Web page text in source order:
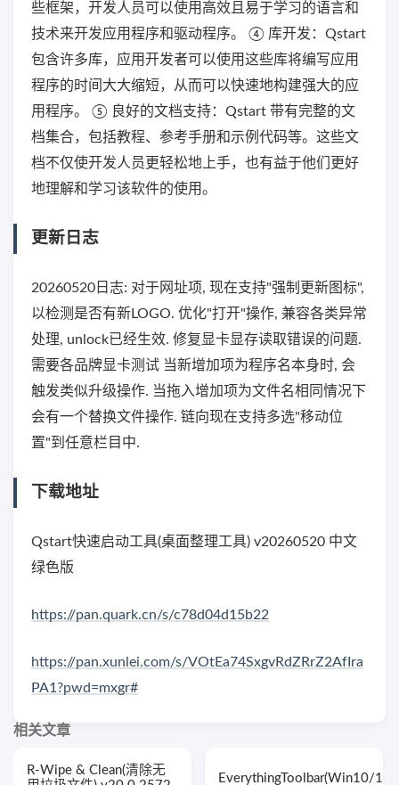
些框架，开发人员可以使用高效且易于学习的语言和
技术来开发应用程序和驱动程序。 ④ 库开发：Qstart
包含许多库，应用开发者可以使用这些库将编写应用
程序的时间大大缩短，从而可以快速地构建强大的应
用程序。 ⑤ 良好的文档支持：Qstart 带有完整的文
档集合，包括教程、参考手册和示例代码等。这些文
档不仅使开发人员更轻松地上手，也有益于他们更好
地理解和学习该软件的使用。
更新日志
20260520日志: 对于网址项, 现在支持"强制更新图标",
以检测是否有新LOGO. 优化"打开"操作, 兼容各类异常
处理, unlock已经生效. 修复显卡显存读取错误的问题.
需要各品牌显卡测试 当新增加项为程序名本身时, 会
触发类似升级操作. 当拖入增加项为文件名相同情况下
会有一个替换文件操作. 链向现在支持多选"移动位
置"到任意栏目中.
下载地址
Qstart快速启动工具(桌面整理工具) v20260520 中文
绿色版
https://pan.quark.cn/s/c78d04d15b22
https://pan.xunlei.com/s/VOtEa74SxgvRdZRrZ2AfIra
PA1?pwd=mxgr#
相关文章
R-Wipe & Clean(清除无
EverythingToolbar(Win10/11